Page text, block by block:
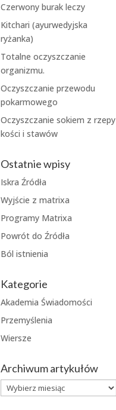
Czerwony burak leczy
Kitchari (ayurwedyjska
ryżanka)
Totalne oczyszczanie
organizmu.
Oczyszczanie przewodu
pokarmowego
Oczyszczanie sokiem z rzepy
kości i stawów
Ostatnie wpisy
Iskra Źródła
Wyjście z matrixa
Programy Matrixa
Powrót do Źródła
Ból istnienia
Kategorie
Akademia Świadomości
Przemyślenia
Wiersze
Archiwum artykułów
Archiwum
artykułów